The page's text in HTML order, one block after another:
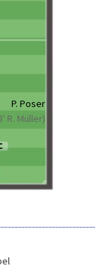
P. Poser
R. Müller)